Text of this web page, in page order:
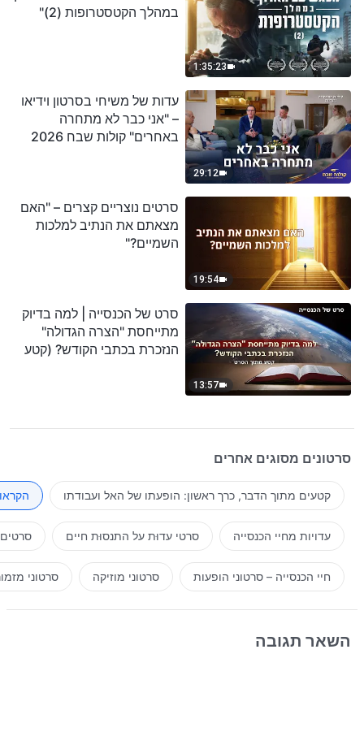
1:35:23
במהלך הקטסטרופות (2)"
29:12
עדות של משיחי בסרטון וידיאו
– "אני כבר לא מתחרה
באחרים" קולות שבח 2026
19:54
סרטים נוצריים קצרים – "האם
מצאתם את הנתיב למלכות
השמיים?"
13:57
סרט של הכנסייה | למה בדיוק
מתייחסת "הצרה הגדולה"
הנזכרת בכתבי הקודש? (קטע
סרטונים מסוגים אחרים
קטעים מתוך הדבר, כרך ראשון: הופעתו של האל ועבודתו
עדויות מחיי הכנסייה סרטי עדוּת על התנסוּת חיים
חיי הכנסייה – סרטוני הופעות סרטוני מוזיקה סרטוני
השאר תגובה